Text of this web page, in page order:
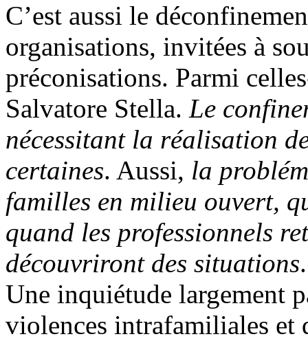
C’est aussi le
organisations, invitées à
préconisations. Parmi
Salvatore Stella. Le
nécessitant la réalisation
certaines. Aussi, la
familles en milieu ouvert,
quand les professionnels
découvriront des situations
Une inquiétude largement
violences intrafamiliales et